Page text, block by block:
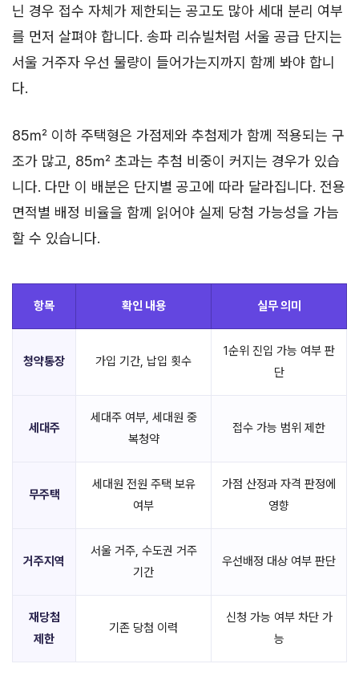
닌 경우 접수 자체가 제한되는 공고도 많아 세대 분리 여부
를 먼저 살펴야 합니다. 송파 리슈빌처럼 서울 공급 단지는
서울 거주자 우선 물량이 들어가는지까지 함께 봐야 합니
다.
85㎡ 이하 주택형은 가점제와 추첨제가 함께 적용되는 구
조가 많고, 85㎡ 초과는 추첨 비중이 커지는 경우가 있습
니다. 다만 이 배분은 단지별 공고에 따라 달라집니다. 전용
면적별 배정 비율을 함께 읽어야 실제 당첨 가능성을 가늠
할 수 있습니다.
항목 확인 내용 실무 의미
청약통장 가입 기간, 납입 횟수
1순위 진입 가능 여부 판
단
세대주
세대주 여부, 세대원 중
복청약
접수 가능 범위 제한
무주택
세대원 전원 주택 보유
여부
가점 산정과 자격 판정에
영향
거주지역
서울 거주, 수도권 거주
기간
우선배정 대상 여부 판단
재당첨
제한
기존 당첨 이력
신청 가능 여부 차단 가
능